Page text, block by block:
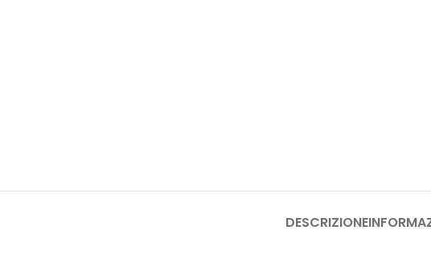
DESCRIZIONE